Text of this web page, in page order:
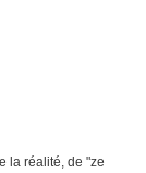
la réalité, de "ze